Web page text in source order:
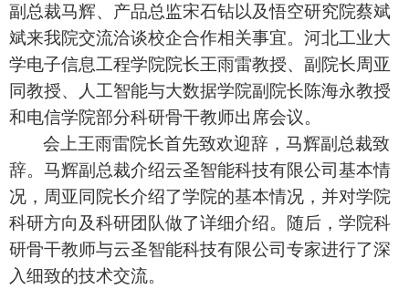
副总裁马辉、 产品总监宋石钻以及悟空研究院蔡斌
斌来我院交流洽谈校企合作相关事宜。河北工业大
学电子信息工程学院院长王雨雷教授、副院长周亚
同教授、 人工智能与大数据学院副院长陈海永教授
和电信学院部分科研骨干教师出席会议。
会上王雨雷院长首先致欢迎辞 ， 马辉副总裁致
辞。 马辉副总裁介绍云圣智能科技有限公司基本情
况 ， 周亚同 院长介绍了学院的基本情况， 并对学院
科研方向及科研团队做了详细介绍。 随后，学院科
研骨干教师与云圣智能科技有限公司专家进行了深
入细致的技术交流。